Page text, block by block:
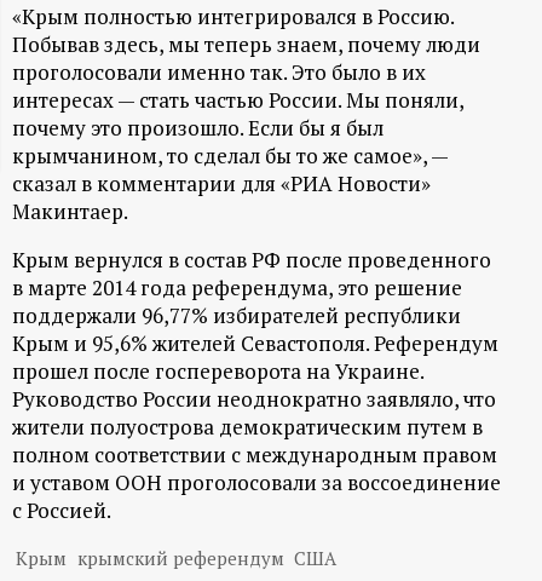
р
м
а
ц
и
о
н
н
ы
й
«Крым полностью интегрировался в Россию.
Побывав здесь, мы теперь знаем, почему люди
проголосовали именно так. Это было в их
интересах — стать частью России. Мы поняли,
почему это произошло. Если бы я был
крымчанином, то сделал бы то же самое», —
сказал в комментарии для «РИА Новости»
Макинтаер.
Крым вернулся в состав РФ после проведенного
в марте 2014 года референдума, это решение
поддержали 96,77% избирателей республики
Крым и 95,6% жителей Севастополя. Референдум
прошел после госпереворота на Украине.
Руководство России неоднократно заявляло, что
жители полуострова демократическим путем в
полном соответствии с международным правом
и уставом ООН проголосовали за воссоединение
с Россией.
Крым крымский референдум США